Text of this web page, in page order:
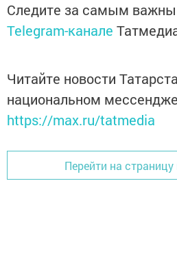
Следите за самым
Telegram-канале
Читайте новости
национальном
https://max.ru/tatmedia
Перейти на страницу